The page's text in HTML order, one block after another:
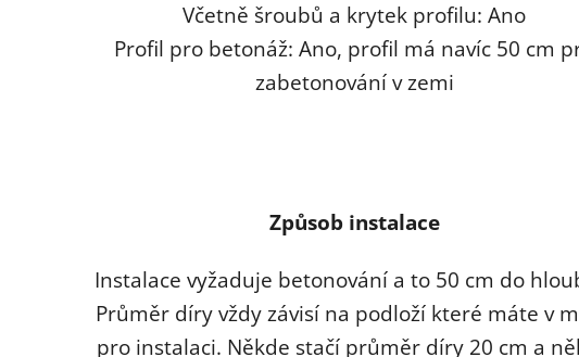
Včetně šroubů a krytek profilu: Ano
Profil pro betonáž: Ano, profil má navíc 50 cm
zabetonování v zemi
Způsob instalace
Instalace vyžaduje betonování a to 50 cm do
Průměr díry vždy závisí na podloží které máte v
pro instalaci. Někde stačí průměr díry 20 cm a